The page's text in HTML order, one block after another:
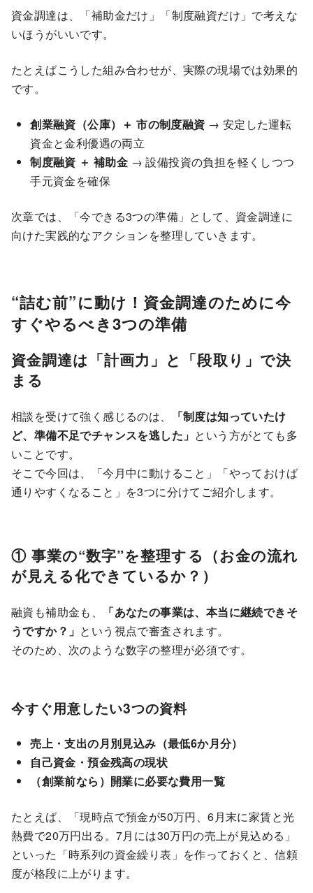
資金調達は、「補助金だけ」「制度融資だけ」で考えな
いほうがいいです。
たとえばこうした組み合わせが、実際の現場では効果的
です。
創業融資（公庫）＋ 市の制度融資 → 安定した運転
資金と金利優遇の両立
制度融資 ＋ 補助金 → 設備投資の負担を軽くしつつ
手元資金を確保
次章では、「今できる3つの準備」として、資金調達に
向けた実践的なアクションを整理していきます。
“詰む前”に動け！資金調達のために今
すぐやるべき3つの準備
資金調達は「計画力」と「段取り」で決
まる
相談を受けて強く感じるのは、
「制度は知っていたけ
ど、準備不足でチャンスを逃した」 という方がとても多
いことです。
そこで今回は、「今月中に動けること」「やっておけば
通りやすくなること」を3つに分けてご紹介します。
① 事業の“数字”を整理する（お金の流れ
が見える化できているか？）
融資も補助金も、
「あなたの事業は、本当に継続できそ
うですか？」 という視点で審査されます。
そのため、次のような数字の整理が必須です。
今すぐ用意したい3つの資料
売上・支出の月別見込み（最低6か月分）
自己資金・預金残高の現状
（創業前なら）開業に必要な費用一覧
たとえば、「現時点で預金が50万円、6月末に家賃と光
熱費で20万円出る。7月には30万円の売上が見込める」
といった「時系列の資金繰り表」を作っておくと、信頼
度が格段に上がります。